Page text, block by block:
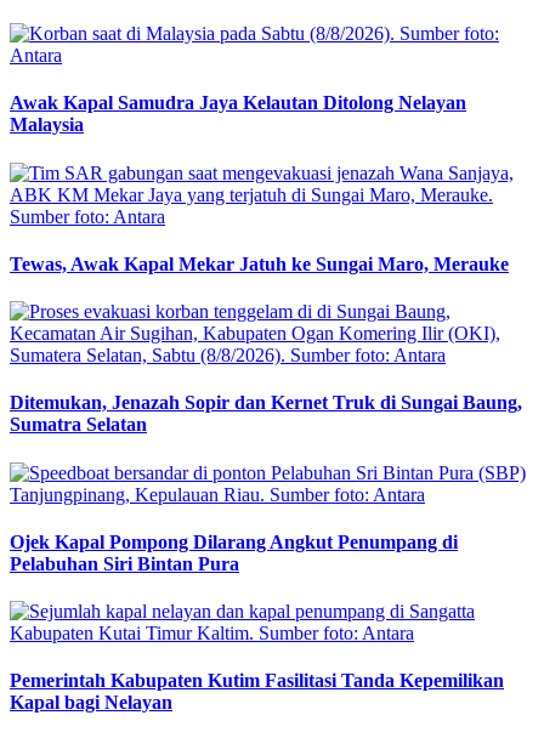
Awak Kapal Samudra Jaya Kelautan Ditolong Nelayan
Malaysia
Tewas, Awak Kapal Mekar Jatuh ke Sungai Maro, Merauke
Ditemukan, Jenazah Sopir dan Kernet Truk di Sungai Baung,
Sumatra Selatan
Ojek Kapal Pompong Dilarang Angkut Penumpang di
Pelabuhan Siri Bintan Pura
Pemerintah Kabupaten Kutim Fasilitasi Tanda Kepemilikan
Kapal bagi Nelayan